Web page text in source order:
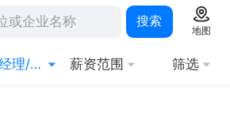
搜索
地图
人事经理/主管 薪资范围 筛选